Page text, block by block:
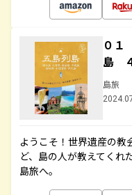
０
島
島旅
ようこそ！世界遺産の教
ど、島の人が教えてくれ
島旅へ。